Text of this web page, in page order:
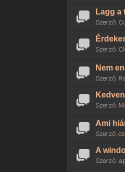
Lagg a
Szerző:
Szerző:
Nem
Szerző:
Szerző:
Ami
Szerző:
A
Szerző: